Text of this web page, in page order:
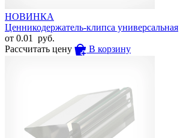
НОВИНКА
Ценникодержатель-клипса универсальная
от 0.01
руб.
Рассчитать цену
В корзину